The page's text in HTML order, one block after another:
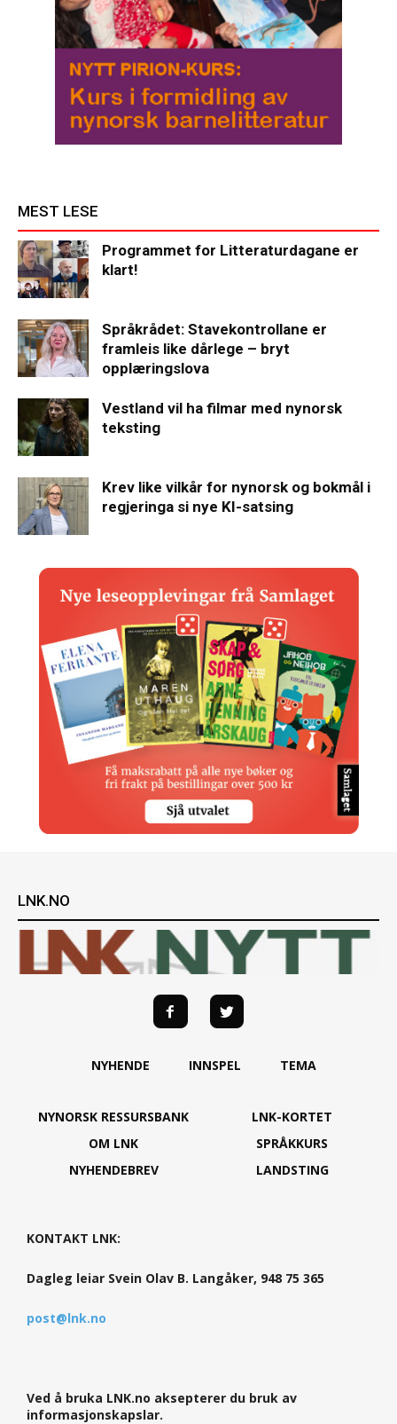
MEST LESE
Programmet for Litteraturdagane er
klart!
Språkrådet: Stavekontrollane er
framleis like dårlege – bryt
opplæringslova
Vestland vil ha filmar med nynorsk
teksting
Krev like vilkår for nynorsk og bokmål i
regjeringa si nye KI-satsing
LNK.NO
NYHENDE INNSPEL TEMA
NYNORSK RESSURSBANK
OM LNK
NYHENDEBREV
LNK-KORTET
SPRÅKKURS
LANDSTING
KONTAKT LNK:
Dagleg leiar Svein Olav B. Langåker, 948 75 365
post@lnk.no
Ved å bruka LNK.no aksepterer du bruk av
informasjonskapslar.